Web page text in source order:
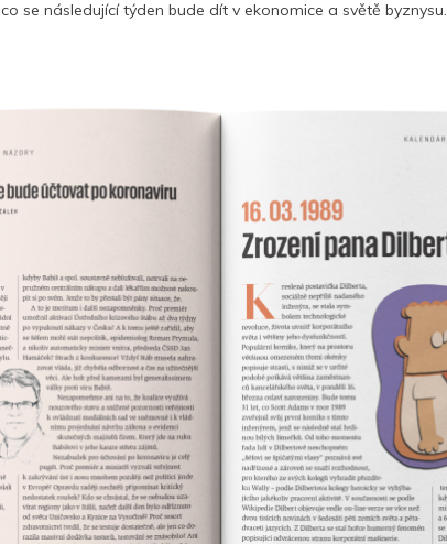
co se následující týden bude dít v ekonomice a světě byznysu.